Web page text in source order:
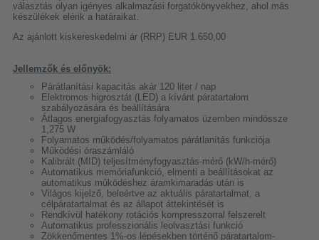
választás olyan igényes alkalmazási forgatókönyvekhez, ahol más
készülékek elérik a határaikat.
Az ajánlott kiskereskedelmi ár (RRP) EUR 1.650,00
Jellemzők és előnyök:
Párátlanítási kapacitás akár 120 liter / nap
Elektromos higrosztát (LED) a kívánt páratartalom
szabályozására és beállítására
Átlagos energiafogyasztás folyamatos üzemben mindössze
1,275 W
Folyamatos működés/folyamatos párátlanítás funkciója
Működési óraszámláló
Kalibrált (MID) teljesítményfogyasztás-mérő (kW/h-mérő)
Automatikus memóriafunkció, elmenti a beállításokat az
automatikus működéshez áramkimaradás után is
Világos kijelző, beleértve az aktuális páratartalmat, a
célpáratartalmat és az állapot áttekintését is
Rendkívül hatékony rotációs kompresszorral felszerelt
Automatikus professzionális leolvasztási funkció
Zökkenőmentes 1%-os lépésekben történő páratartalom-